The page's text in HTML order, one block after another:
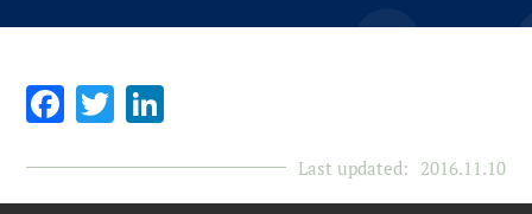
Facebook
Twitter
Last updated: 2016.11.10